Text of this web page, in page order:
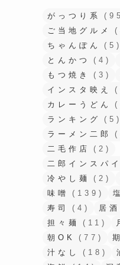
がっつり系
ご当地グルメ
ちゃんぽん
(5)
とんかつ
(4)
もつ焼き
(3)
インスタ映え
カレーうどん
ランキング
(5)
ラーメン二郎
二毛作店
(2)
二郎インスパ
冷やし麺
(2)
味噌
(139) 塩
寿司
(4) 居酒
担々麺
(11)
朝OK
(77)
汁なし
(18)